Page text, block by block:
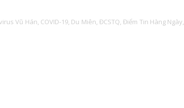
Vũ Hán, COVID-19, Du Miên, ĐCSTQ, Điểm Tin Hàng Ngày,